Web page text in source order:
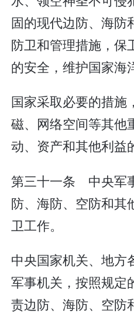
固的现代边防、海防
防卫和管理措施，保
的安全，维护国家海
国家采取必要的措施
磁、网络空间等其他
动、资产和其他利益
第三十一条 中央军
防、海防、空防和其
卫工作。
中央国家机关、地方
军事机关，按照规定
责边防、海防、空防